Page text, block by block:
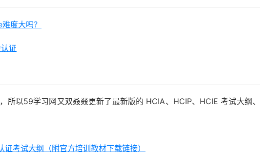
度大吗？
证
所以59学习网又双叒叕更新了最新版的 HCIA、HCIP、HCIE 考试大纲、
考试大纲（附官方培训教材下载链接）